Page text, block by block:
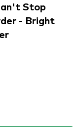
Stop
- Bright